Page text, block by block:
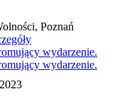
Poznań